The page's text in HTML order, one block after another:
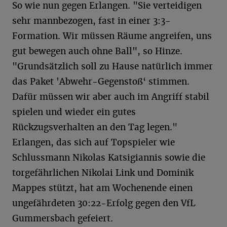
So wie nun gegen Erlangen. "Sie verteidigen
sehr mannbezogen, fast in einer 3:3-
Formation. Wir müssen Räume angreifen, uns
gut bewegen auch ohne Ball", so Hinze.
"Grundsätzlich soll zu Hause natürlich immer
das Paket 'Abwehr-Gegenstoß‘ stimmen.
Dafür müssen wir aber auch im Angriff stabil
spielen und wieder ein gutes
Rückzugsverhalten an den Tag legen."
Erlangen, das sich auf Topspieler wie
Schlussmann Nikolas Katsigiannis sowie die
torgefährlichen Nikolai Link und Dominik
Mappes stützt, hat am Wochenende einen
ungefährdeten 30:22-Erfolg gegen den VfL
Gummersbach gefeiert.